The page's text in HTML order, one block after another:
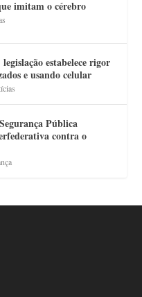
imitam o cérebro
estabelece rigor
e usando celular
Pública
contra o